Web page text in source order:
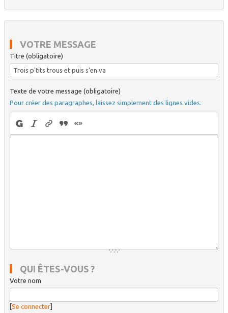
VOTRE MESSAGE
Titre (obligatoire)
Texte de votre message (obligatoire)
Pour créer des paragraphes, laissez simplement des lignes vides.
QUI ÊTES-VOUS ?
Votre nom
Se connecter]